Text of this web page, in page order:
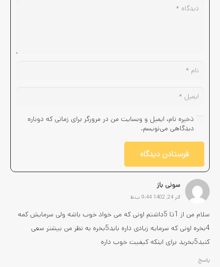
سونی باز
آذر 24, 1402 9:44 ب.ظ
سلام من از 1تا 5داشتم اونی که می خواد خوب باشه ولی سرمایش کمه
4بخره اونی که سرمایه زیادی داره باید5بخره به نظر من بیشتر سعی
کنید5بخرید برای اینکه کیفیت خوب داره
پاسخ
ذخیره نام، ایمیل و وبسایت من در مرورگر برای زمانی که دوباره
دیدگاهی می‌نویسم.
فرستادن دیدگاه